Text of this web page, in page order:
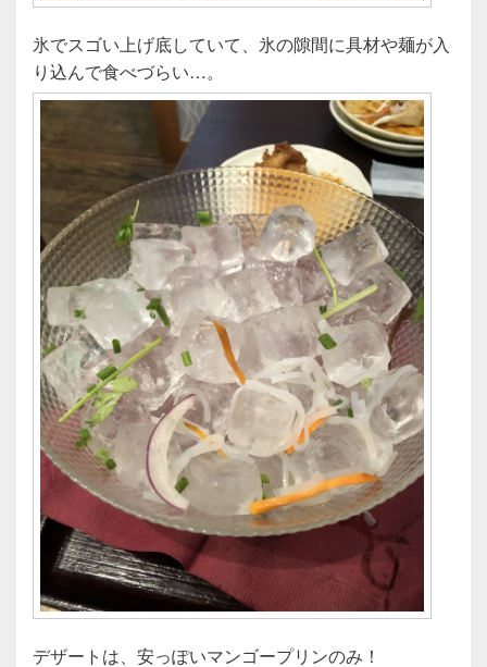
氷でスゴい上げ底していて、氷の隙間に具材や麺が入
り込んで食べづらい…。
デザートは、安っぽいマンゴープリンのみ！